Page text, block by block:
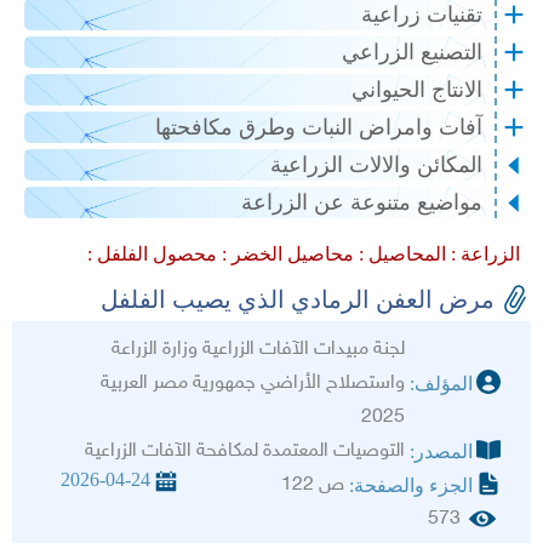
تقنيات زراعية
التصنيع الزراعي
الانتاج الحيواني
آفات وامراض النبات وطرق مكافحتها
المكائن والالات الزراعية
مواضيع متنوعة عن الزراعة
الزراعة : المحاصيل : محاصيل الخضر : محصول الفلفل :
مرض العفن الرمادي الذي يصيب الفلفل
المؤلف:
لجنة مبيدات الآفات الزراعية وزارة الزراعة
واستصلاح الأراضي جمهورية مصر العربية
2025
المصدر: التوصيات المعتمدة لمكافحة الآفات الزراعية
الجزء والصفحة: ص 122 2026-04-24
573